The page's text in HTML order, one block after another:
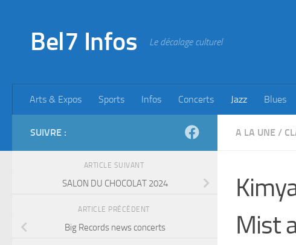
Bel7 Infos Le décalage culturel
Arts & Expos Sports Infos Concerts Jazz Blues
A LA UNE /
Mist
SUIVRE :
ARTICLE SUIVANT
SALON DU CHOCOLAT 2024
ARTICLE PRÉCÉDENT
Big Records news concerts